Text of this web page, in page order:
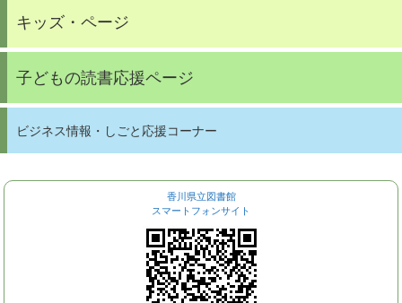
キッズ・ページ
子どもの読書応援ページ
ビジネス情報・しごと応援コーナー
香川県立図書館
スマートフォンサイト